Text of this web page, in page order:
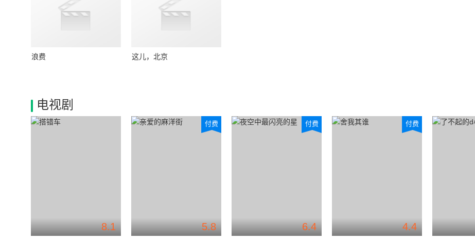
浪费 这儿，北京
电视剧
8.1 5.8
付费
6.4
付费
4.4
付费